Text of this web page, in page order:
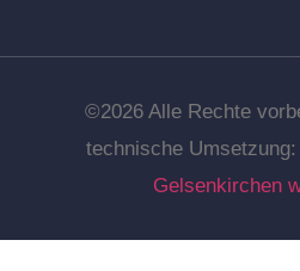
©2026 Alle Rechte
technische Umsetzung:
Gelsenkirchen